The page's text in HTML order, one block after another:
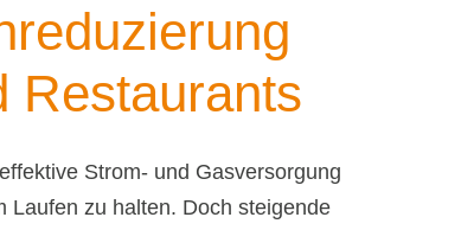
Restaurants
Strom- und Gasversorgung
Laufen zu halten. Doch steigende